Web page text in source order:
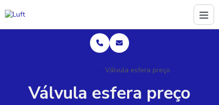
Válvula esfera preço
Válvula esfera preço